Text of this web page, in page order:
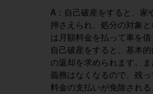
A：自己破産をすると、家
押さえられ、処分の対象
は月額料金を払って車を借
自己破産をすると、基本
の返却を求められます。
義務はなくなるので、残
料金の支払いが免除される